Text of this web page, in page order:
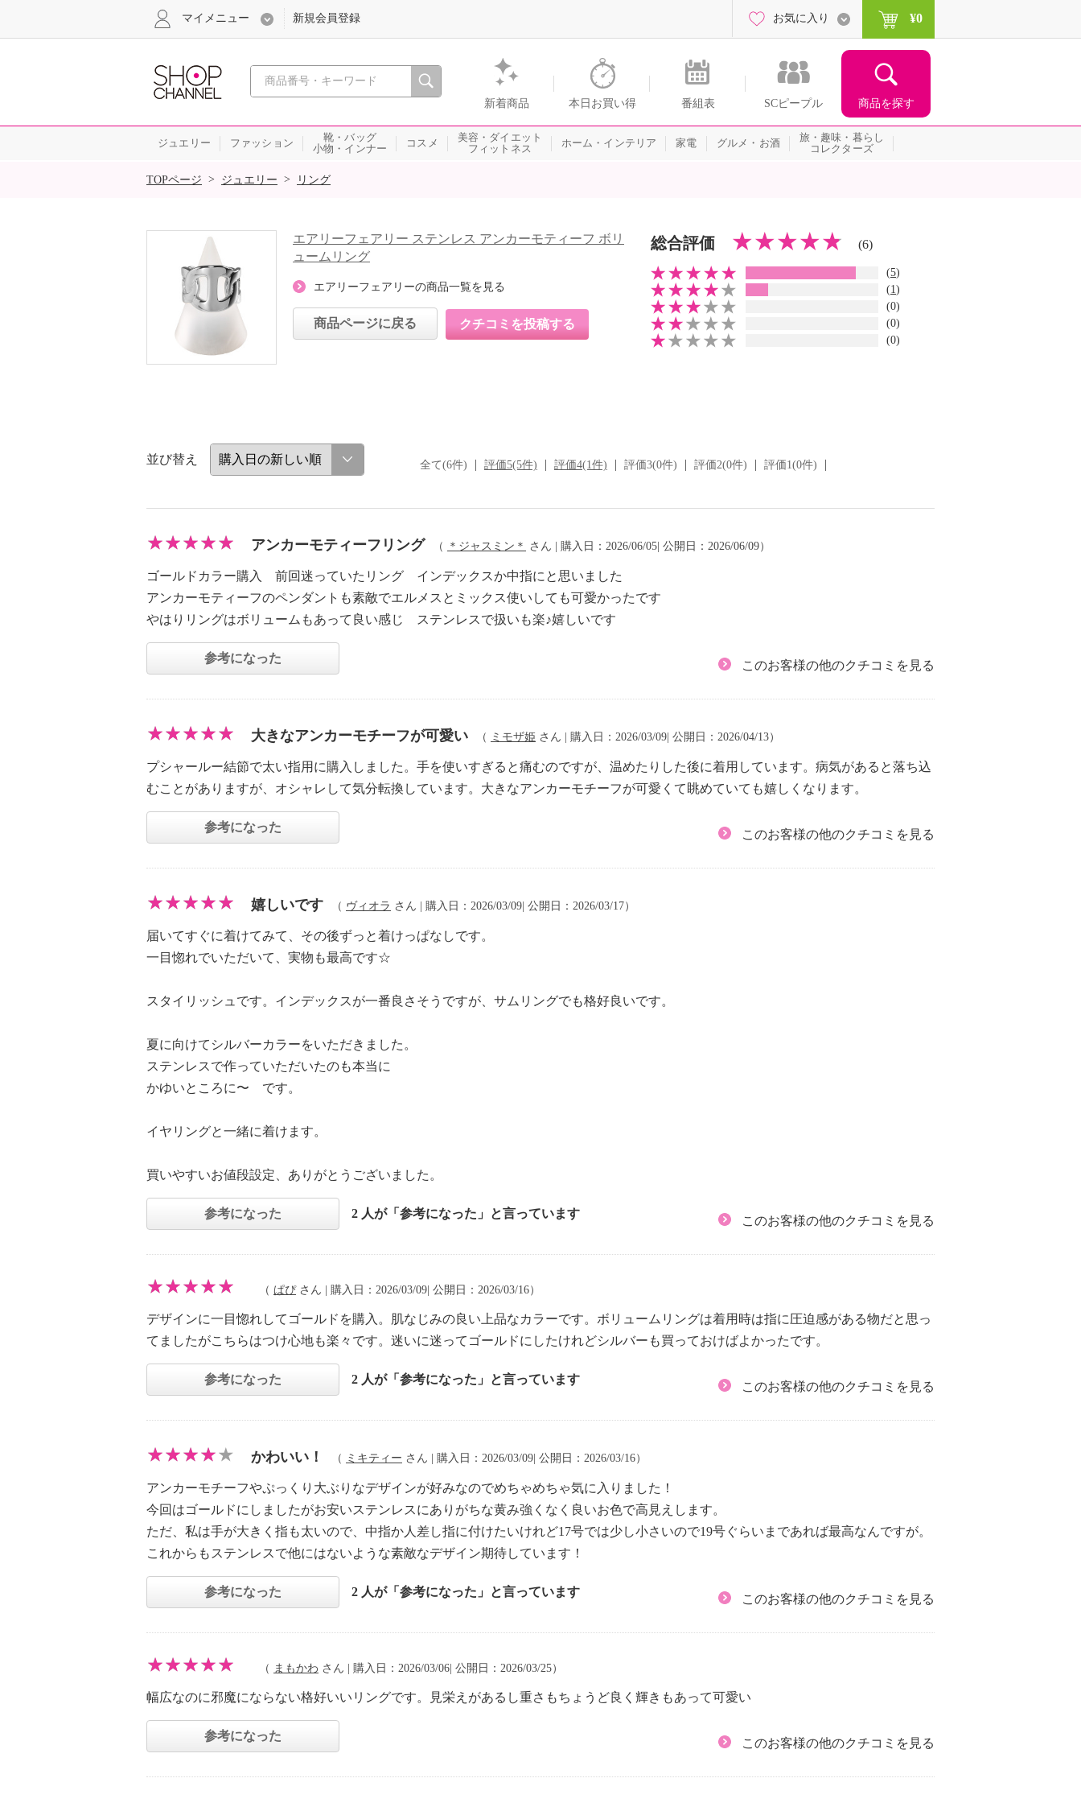
心おどる、瞬間を。通販・テレビショッピングのショップチャンネル
新着商品 本日お買い得 番組表 SCピープル 商品を探す
マイメニュー 新規会員登録 お気に入り ¥0
ジュエリー ファッション
靴・バッグ
小物・インナー
コスメ
美容・ダイエット
フィットネス
ホーム・インテリア 家電 グルメ・お酒
旅・趣味・暮らし
コレクターズ
SALE
TOPページ > ジュエリー > リング
エアリーフェアリー ステンレス アンカーモティーフ ボリ
ュームリング
エアリーフェアリーの商品一覧を見る
商品ページに戻る クチコミを投稿する
総合評価 (6)
(5)
(1 )
(0)
(0)
(0)
並び替え 全て(6件) 評価5(5件) 評価4(1件) 評価3(0件) 評価2(0件) 評価1(0件)
アンカーモティーフリング （ ＊ジャスミン＊ さん | 購入日：2026/06/05| 公開日：2026/06/09）
ゴールドカラー購入 前回迷っていたリング インデックスか中指にと思いました
アンカーモティーフのペンダントも素敵でエルメスとミックス使いしても可愛かったです
やはりリングはボリュームもあって良い感じ ステンレスで扱いも楽♪嬉しいです
参考になった
このお客様の他のクチコミを見る
大きなアンカーモチーフが可愛い （ ミモザ姫 さん | 購入日：2026/03/09| 公開日：2026/04/13）
プシャールー結節で太い指用に購入しました。手を使いすぎると痛むのですが、温めたりした後に着用しています。病気があると落ち込
むことがありますが、オシャレして気分転換しています。大きなアンカーモチーフが可愛くて眺めていても嬉しくなります。
参考になった
このお客様の他のクチコミを見る
嬉しいです （ ヴィオラ さん | 購入日：2026/03/09| 公開日：2026/03/17）
届いてすぐに着けてみて、その後ずっと着けっぱなしです。
一目惚れでいただいて、実物も最高です☆
スタイリッシュです。インデックスが一番良さそうですが、サムリングでも格好良いです。
夏に向けてシルバーカラーをいただきました。
ステンレスで作っていただいたのも本当に
かゆいところに〜 です。
イヤリングと一緒に着けます。
買いやすいお値段設定、ありがとうございました。
参考になった 2 人が「参考になった」と言っています
このお客様の他のクチコミを見る
（ ぱぴさん | 購入日：2026/03/09| 公開日：2026/03/16）
デザインに一目惚れしてゴールドを購入。肌なじみの良い上品なカラーです。ボリュームリングは着用時は指に圧迫感がある物だと思っ
てましたがこちらはつけ心地も楽々です。迷いに迷ってゴールドにしたけれどシルバーも買っておけばよかったです。
参考になった 2 人が「参考になった」と言っています
このお客様の他のクチコミを見る
かわいい！ （ ミキティー さん | 購入日：2026/03/09| 公開日：2026/03/16）
アンカーモチーフやぷっくり大ぶりなデザインが好みなのでめちゃめちゃ気に入りました！
今回はゴールドにしましたがお安いステンレスにありがちな黄み強くなく良いお色で高見えします。
ただ、私は手が大きく指も太いので、中指か人差し指に付けたいけれど17号では少し小さいので19号ぐらいまであれば最高なんですが。
これからもステンレスで他にはないような素敵なデザイン期待しています！
参考になった 2 人が「参考になった」と言っています
このお客様の他のクチコミを見る
（ まもかわ さん | 購入日：2026/03/06| 公開日：2026/03/25）
幅広なのに邪魔にならない格好いいリングです。見栄えがあるし重さもちょうど良く輝きもあって可愛い
参考になった
このお客様の他のクチコミを見る